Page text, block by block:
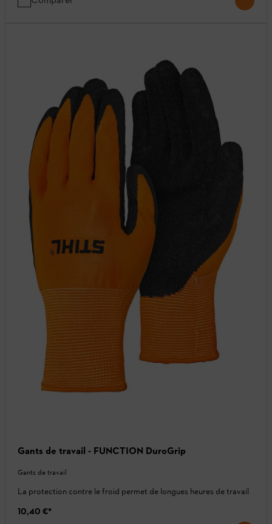
Gants de travail - FUNCTION DuroGrip
Gants de travail
La protection contre le froid permet de longues heures de travail
10,40 €*